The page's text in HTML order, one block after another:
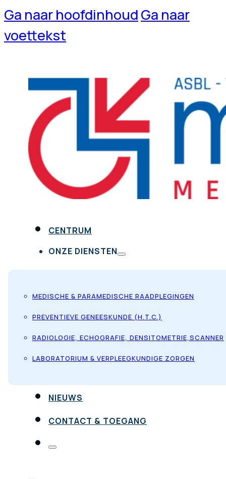
Ga naar hoofdinhoudGa naar
voettekst
CENTRUM
ONZE DIENSTEN
MEDISCHE & PARAMEDISCHE RAADPLEGINGEN
PREVENTIEVE GENEESKUNDE (H.T.C.)
RADIOLOGIE, ECHOGRAFIE, DENSITOMETRIE,SCANNER
LABORATORIUM & VERPLEEGKUNDIGE ZORGEN
NIEUWS
CONTACT & TOEGANG